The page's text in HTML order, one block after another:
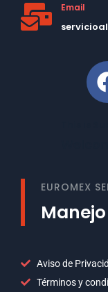
Email
EUROMEX
Aviso de
Términos y